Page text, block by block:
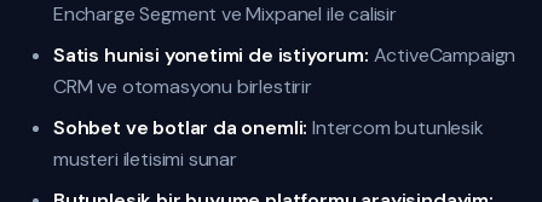
Encharge Segment ve Mixpanel ile calisir
Satis hunisi yonetimi de istiyorum: ActiveCampaign
CRM ve otomasyonu birlestirir
Sohbet ve botlar da onemli: Intercom butunlesik
musteri iletisimi sunar